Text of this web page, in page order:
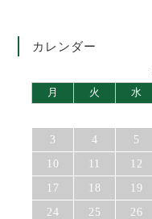
カレンダー
月
火 水
3
4 5
10
11 12
17
18 19
24
25 26